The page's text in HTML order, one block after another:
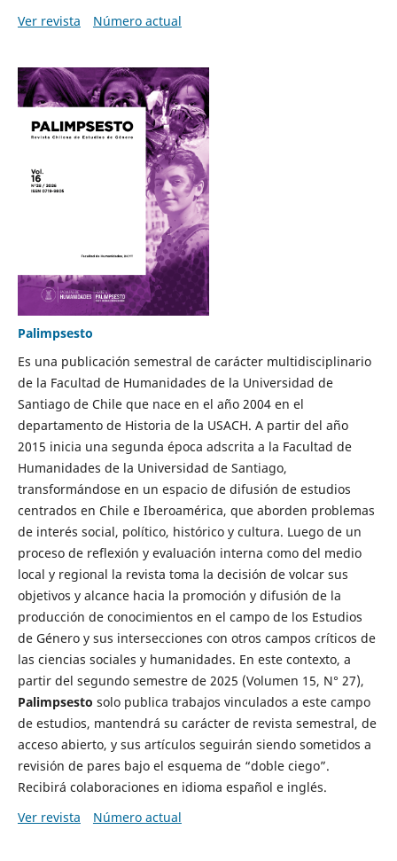
Ver revista
Número actual
Palimpsesto
Es una publicación semestral de carácter multidisciplinario
de la Facultad de Humanidades de la Universidad de
Santiago de Chile que nace en el año 2004 en el
departamento de Historia de la USACH. A partir del año
2015 inicia una segunda época adscrita a la Facultad de
Humanidades de la Universidad de Santiago,
transformándose en un espacio de difusión de estudios
centrados en Chile e Iberoamérica, que aborden problemas
de interés social, político, histórico y cultura. Luego de un
proceso de reflexión y evaluación interna como del medio
local y regional la revista toma la decisión de volcar sus
objetivos y alcance hacia la promoción y difusión de la
producción de conocimientos en el campo de los Estudios
de Género y sus intersecciones con otros campos críticos de
las ciencias sociales y humanidades. En este contexto, a
partir del segundo semestre de 2025 (Volumen 15, N° 27),
Palimpsesto solo publica trabajos vinculados a este campo
de estudios, mantendrá su carácter de revista semestral, de
acceso abierto, y sus artículos seguirán siendo sometidos a
revisión de pares bajo el esquema de “doble ciego”.
Recibirá colaboraciones en idioma español e inglés.
Ver revista
Número actual